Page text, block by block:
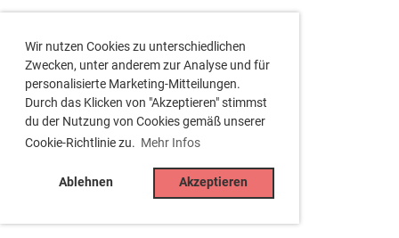
Wir nutzen Cookies zu unterschiedlichen
Zwecken, unter anderem zur Analyse und für
personalisierte Marketing-Mitteilungen.
Durch das Klicken von "Akzeptieren" stimmst
du der Nutzung von Cookies gemäß unserer
Cookie-Richtlinie zu. Mehr Infos
Ablehnen Akzeptieren